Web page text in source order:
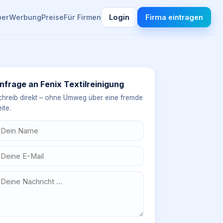
WerbungPreiseFür Firmen Login Firma eintragen
an Fenix Textilreinigung
direkt – ohne Umweg über eine fremde